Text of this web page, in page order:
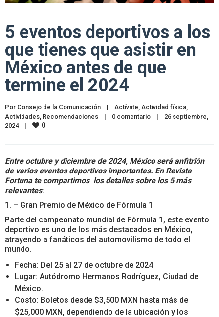
5 eventos deportivos a los
que tienes que asistir en
México antes de que
termine el 2024
Por Consejo de la Comunicación | Actívate Actividad física
Actividades Recomendaciones | 0 comentario |
26 septiembre,
2024 | 0
Entre octubre y diciembre de 2024, México será anfitrión
de varios eventos deportivos importantes. En Revista
Fortuna te compartimos los detalles sobre los 5 más
relevantes:
1. – Gran Premio de México de Fórmula 1
Parte del campeonato mundial de Fórmula 1, este evento
deportivo es uno de los más destacados en México,
atrayendo a fanáticos del automovilismo de todo el
mundo.
Fecha: Del 25 al 27 de octubre de 2024
Lugar: Autódromo Hermanos Rodríguez, Ciudad de
México.
Costo: Boletos desde $3,500 MXN hasta más de
$25,000 MXN, dependiendo de la ubicación y los